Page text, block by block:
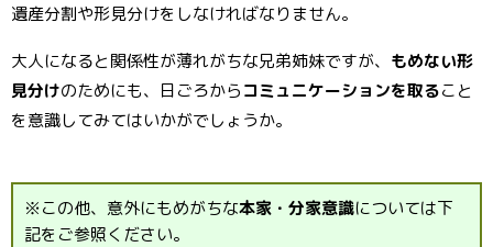
遺産分割や形見分けをしなければなりません。
大人になると関係性が薄れがちな兄弟姉妹ですが、 もめない形
見分けのためにも、日ごろからコミュニケーションを取ること
を意識してみてはいかがでしょうか。
※この他、意外にもめがちな本家・分家意識については下
記をご参照ください。